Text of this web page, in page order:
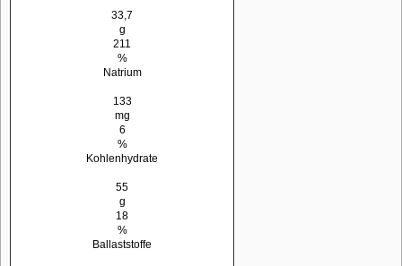
33,7
g
211
%
Natrium
133
mg
6
%
Kohlenhydrate
55
g
18
%
Ballaststoffe